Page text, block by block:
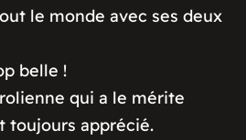
le monde avec ses deux
belle !
qui a le mérite
toujours apprécié.